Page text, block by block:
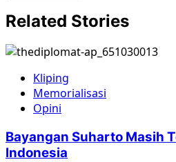
Related Stories
Kliping
Memorialisasi
Opini
Bayangan Suharto Masih
Indonesia